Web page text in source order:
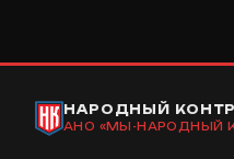
НАРОДНЫЙ
АНО «МЫ-НАРОДНЫЙ